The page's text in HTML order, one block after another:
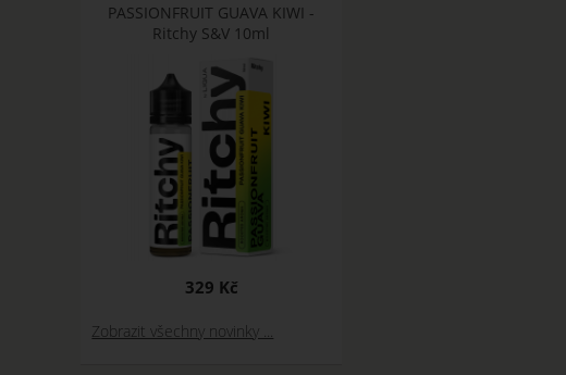
PASSIONFRUIT GUAVA KIWI -
Ritchy S&V 10ml
329 Kč
Zobrazit všechny novinky ...